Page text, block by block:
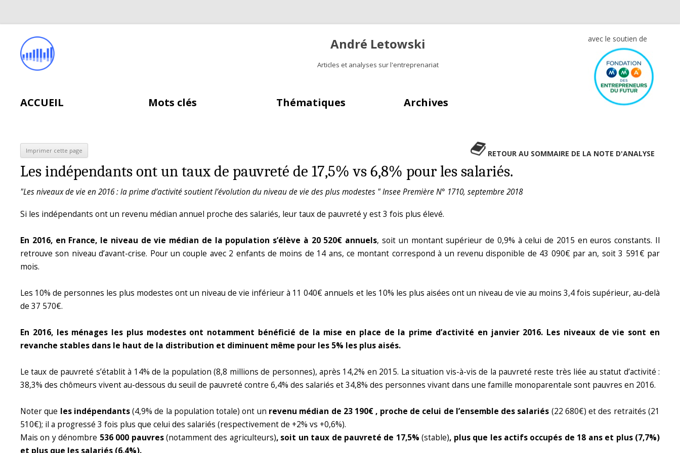
André Letowski
Articles et analyses sur l'entreprenariat
avec le soutien de
ACCUEIL Mots clés Thématiques Archives
RETOUR AU SOMMAIRE DE LA NOTE D'ANALYSE
Les indépendants ont un taux de pauvreté de 17,5% vs 6,8% pour les salariés.
"Les niveaux de vie en 2016 : la prime d’activité soutient l’évolution du niveau de vie des plus modestes " Insee Première N° 1710, septembre 2018
Si les indépendants ont un revenu médian annuel proche des salariés, leur taux de pauvreté y est 3 fois plus élevé.
En 2016, en France, le niveau de vie médian de la population s’élève à 20 520€ annuels, soit un montant supérieur de 0,9% à celui de 2015 en euros constants. Il
retrouve son niveau d’avant-crise. Pour un couple avec 2 enfants de moins de 14 ans, ce montant correspond à un revenu disponible de 43 090€ par an, soit 3 591€ par
mois.
Les 10% de personnes les plus modestes ont un niveau de vie inférieur à 11 040€ annuels et les 10% les plus aisées ont un niveau de vie au moins 3,4 fois supérieur, au-delà
de 37 570€.
En 2016, les ménages les plus modestes ont notamment bénéficié de la mise en place de la prime d’activité en janvier 2016. Les niveaux de vie sont en
revanche stables dans le haut de la distribution et diminuent même pour les 5% les plus aisés.
Le taux de pauvreté s’établit à 14% de la population (8,8 millions de personnes), après 14,2% en 2015. La situation vis-à-vis de la pauvreté reste très liée au statut d’activité :
38,3% des chômeurs vivent au-dessous du seuil de pauvreté contre 6,4% des salariés et 34,8% des personnes vivant dans une famille monoparentale sont pauvres en 2016.
Noter que les indépendants(4,9% de la population totale) ont un revenu médian de 23 190€ , proche de celui de l’ensemble des salariés (22 680€) et des retraités (21
510€); il a progressé 3 fois plus que celui des salariés (respectivement de +2% vs +0,6%).
Mais on y dénombre 536 000 pauvres(notamment des agriculteurs), soit un taux de pauvreté de 17,5%(stable), plus que les actifs occupés de 18 ans et plus (7,7%)
et plus que les salariés (6,4%).